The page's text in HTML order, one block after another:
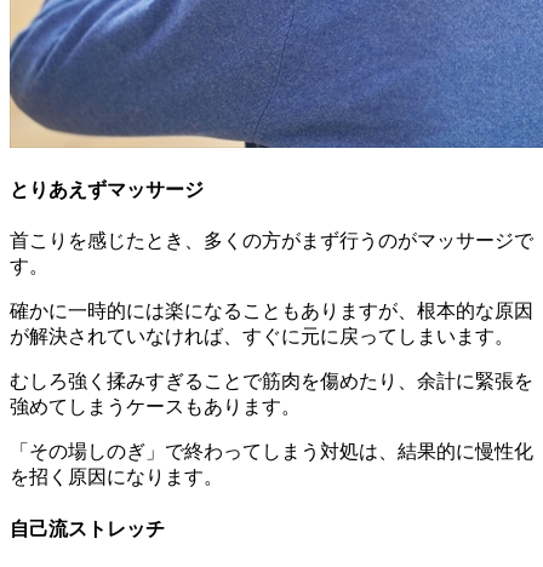
とりあえずマッサージ
首こりを感じたとき、多くの方がまず行うのがマッサージで
す。
確かに一時的には楽になることもありますが、根本的な原因
が解決されていなければ、すぐに元に戻ってしまいます。
むしろ強く揉みすぎることで筋肉を傷めたり、余計に緊張を
強めてしまうケースもあります。
「その場しのぎ」で終わってしまう対処は、結果的に慢性化
を招く原因になります。
自己流ストレッチ